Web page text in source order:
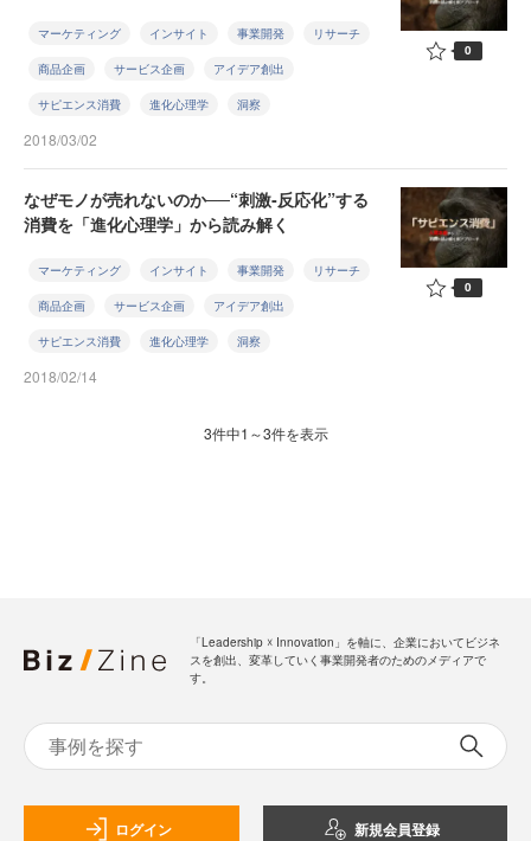
マーケティング インサイト 事業開発 リサーチ
商品企画 サービス企画 アイデア創出
サピエンス消費 進化心理学 洞察
2018/03/02
0
なぜモノが売れないのか──“刺激‐反応化”する
消費を「進化心理学」から読み解く
マーケティング インサイト 事業開発 リサーチ
商品企画 サービス企画 アイデア創出
サピエンス消費 進化心理学 洞察
2018/02/14
0
3件中1～3件を表示
「Leadership ☓ Innovation」を軸に、企業においてビジネ
スを創出、変革していく事業開発者のためのメディアで
す。
ログイン 新規会員登録